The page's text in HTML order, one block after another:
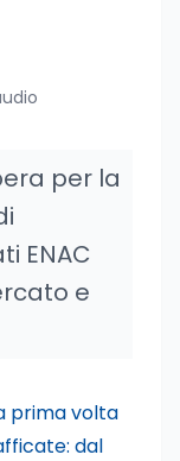
per la
ENAC
e
prima volta
dal